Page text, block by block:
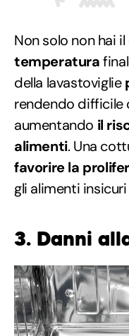
Non solo non hai
temperatura
della lavastoviglie
rendendo difficile
aumentando il
alimenti. Una
favorire la
gli alimenti
3. Danni